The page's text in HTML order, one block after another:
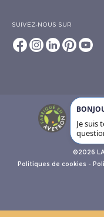
SUIVEZ-NOUS SUR
©2026 LA
Politiques de cookies -
Je suis